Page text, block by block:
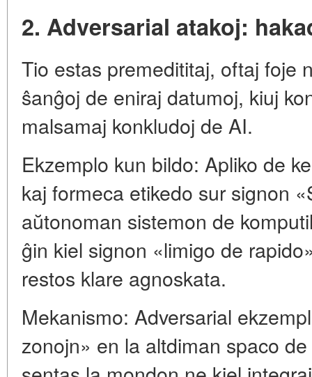
2. Adversarial atakoj:
Tio estas premedititaj, oftaj foje
ŝanĝoj de eniraj datumoj, kiuj
malsamaj konkludoj de AI.
Ekzemplo kun bildo: Apliko de
kaj formeca etikedo sur signon
aŭtonoman sistemon de
ĝin kiel signon «limigo de
restos klare agnoskata.
Mekanismo: Adversarial
zonojn» en la altdiman spaco